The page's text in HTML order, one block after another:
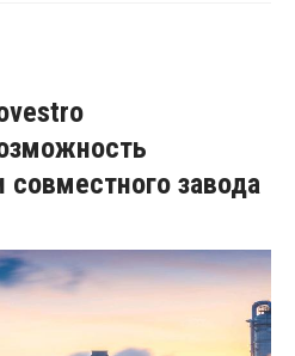
совместного завода